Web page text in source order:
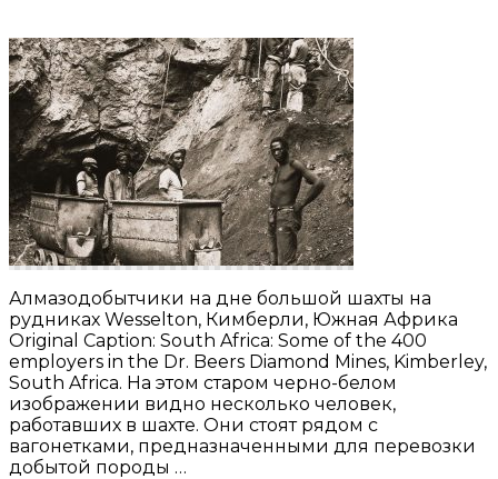
Алмазодобытчики на дне большой шахты на
рудниках Wesselton, Кимберли, Южная Африка
Original Caption: South Africa: Some of the 400
employers in the Dr. Beers Diamond Mines, Kimberley,
South Africa. На этом старом черно-белом
изображении видно несколько человек,
работавших в шахте. Они стоят рядом с
вагонетками, предназначенными для перевозки
добытой породы …